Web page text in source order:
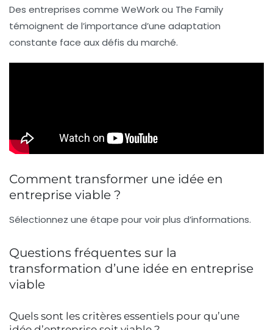
Des entreprises comme WeWork ou The Family
témoignent de l’importance d’une adaptation
constante face aux défis du marché.
Comment transformer une idée en
entreprise viable ?
Sélectionnez une étape pour voir plus d’informations.
Questions fréquentes sur la
transformation d’une idée en entreprise
viable
Quels sont les critères essentiels pour qu’une